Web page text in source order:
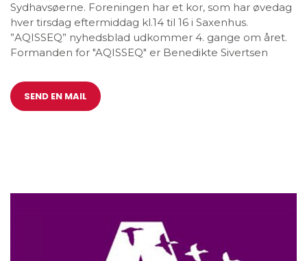
Sydhavsøerne. Foreningen har et kor, som har øvedag
hver tirsdag eftermiddag kl.14 til 16 i Saxenhus.
”AQISSEQ” nyhedsblad udkommer 4. gange om året.
Formanden for "AQISSEQ" er Benedikte Sivertsen
SEND EN MAIL